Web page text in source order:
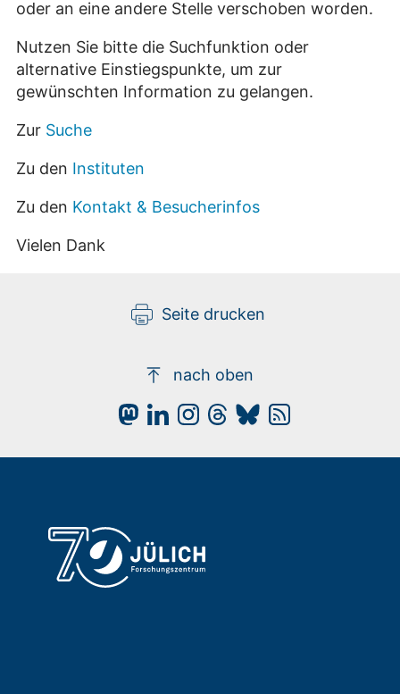
oder an eine andere Stelle verschoben worden.
Nutzen Sie bitte die Suchfunktion oder
alternative Einstiegspunkte, um zur
gewünschten Information zu gelangen.
Zur Suche
Zu den Instituten
Zu den Kontakt & Besucherinfos
Vielen Dank
Seite drucken
nach oben